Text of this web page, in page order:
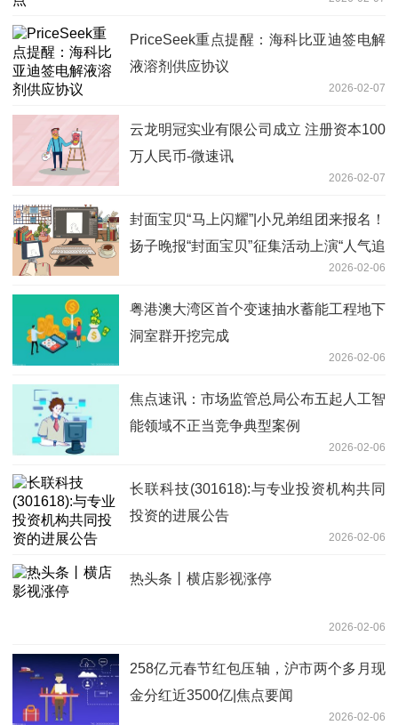
PriceSeek重点提醒：海科比亚迪签电解
液溶剂供应协议
2026-02-07
云龙明冠实业有限公司成立 注册资本100
万人民币-微速讯
2026-02-07
封面宝贝“马上闪耀”|小兄弟组团来报名！
扬子晚报“封面宝贝”征集活动上演“人气追
2026-02-06
粤港澳大湾区首个变速抽水蓄能工程地下
洞室群开挖完成
2026-02-06
焦点速讯：市场监管总局公布五起人工智
能领域不正当竞争典型案例
2026-02-06
长联科技(301618):与专业投资机构共同
投资的进展公告
2026-02-06
热头条丨横店影视涨停
2026-02-06
258亿元春节红包压轴，沪市两个多月现
金分红近3500亿|焦点要闻
2026-02-06